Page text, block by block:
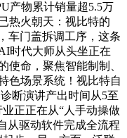
产物累计销量超5.5万
热火朝天：视比特的
车门盖拆调工序，这条
时代大师从头坐正在
使命，聚焦智能制制、
色场景系统！视比特自
断演讲产出时间从5至
正正在从“人手动操做
从驱动软件完成全流程